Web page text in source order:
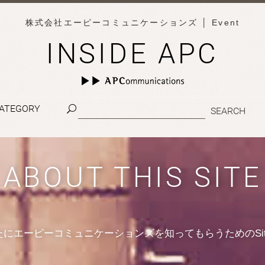
株式会社エーピーコミュニケーションズ │ Event
INSIDE APC
ABOUT THIS SITE
にエーピーコミュニケーションズを知ってもらうための